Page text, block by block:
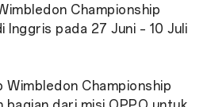
Championship
Inggris pada 27 Juni – 10 Juli
Wimbledon Championship